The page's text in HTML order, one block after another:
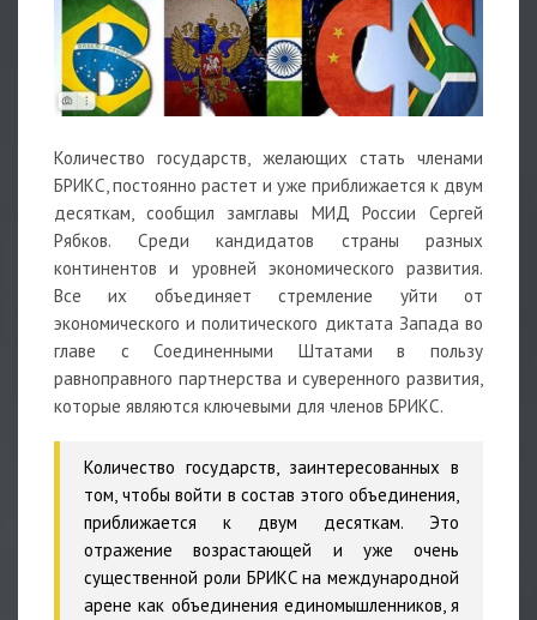
Количество государств, желающих стать членами
БРИКС, постоянно растет и уже приближается к двум
десяткам, сообщил замглавы МИД России Сергей
Рябков. Среди кандидатов страны разных
континентов и уровней экономического развития.
Все их объединяет стремление уйти от
экономического и политического диктата Запада во
главе с Соединенными Штатами в пользу
равноправного партнерства и суверенного развития,
которые являются ключевыми для членов БРИКС.
Количество государств, заинтересованных в
том, чтобы войти в состав этого объединения,
приближается к двум десяткам. Это
отражение возрастающей и уже очень
существенной роли БРИКС на международной
арене как объединения единомышленников, я